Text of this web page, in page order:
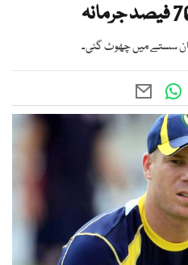
جان سستے میں چھوٹ گئی۔